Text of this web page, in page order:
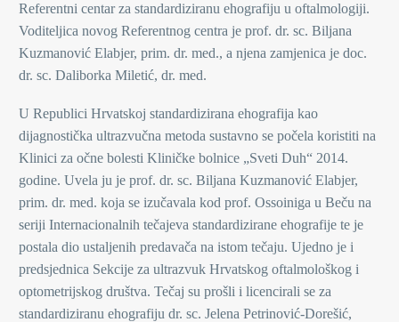
Referentni centar za standardiziranu ehografiju u oftalmologiji.
Voditeljica novog Referentnog centra je prof. dr. sc. Biljana
Kuzmanović Elabjer, prim. dr. med., a njena zamjenica je doc.
dr. sc. Daliborka Miletić, dr. med.
U Republici Hrvatskoj standardizirana ehografija kao
dijagnostička ultrazvučna metoda sustavno se počela koristiti na
Klinici za očne bolesti Kliničke bolnice „Sveti Duh“ 2014.
godine. Uvela ju je prof. dr. sc. Biljana Kuzmanović Elabjer,
prim. dr. med. koja se izučavala kod prof. Ossoiniga u Beču na
seriji Internacionalnih tečajeva standardizirane ehografije te je
postala dio ustaljenih predavača na istom tečaju. Ujedno je i
predsjednica Sekcije za ultrazvuk Hrvatskog oftalmološkog i
optometrijskog društva. Tečaj su prošli i licencirali se za
standardiziranu ehografiju dr. sc. Jelena Petrinović-Dorešić,